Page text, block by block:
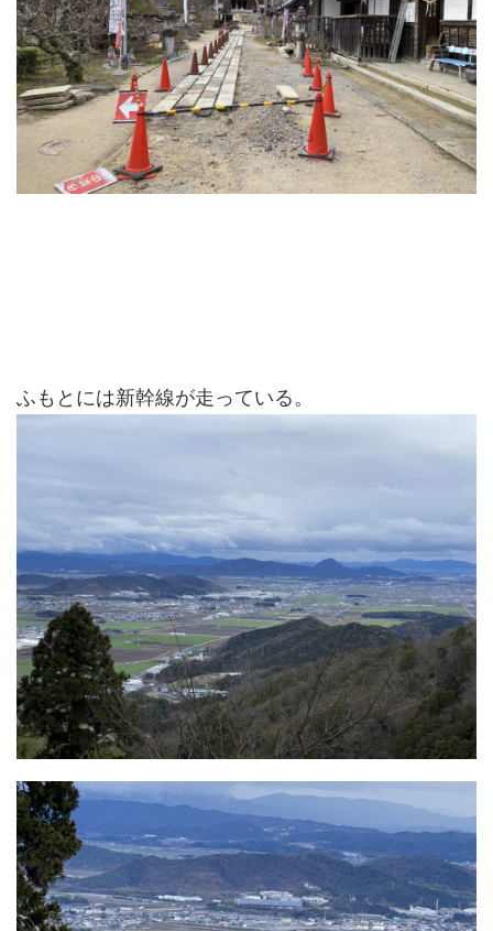
ふもとには新幹線が走っている。